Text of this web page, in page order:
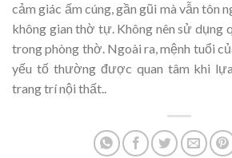
cảm giác ấm cúng, gần gũi mà vẫn tôn
không gian thờ tự. Không nên sử dụng
trong phòng thờ. Ngoài ra, mệnh tuổi
yếu tố thường được quan tâm khi
trang trí nội thất..